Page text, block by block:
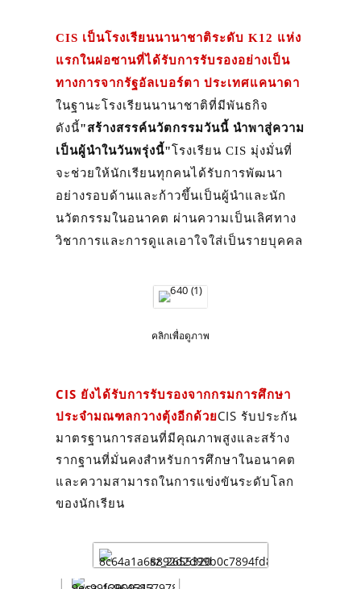
CIS เป็นโรงเรียนนานาชาติระดับ K12 แห่ง
แรกในฝอซานที่ได้รับการรับรองอย่างเป็น
ทางการจากรัฐอัลเบอร์ตา ประเทศแคนาดา
ในฐานะโรงเรียนนานาชาติที่มีพันธกิจ
ดังนี้"สร้างสรรค์นวัตกรรมวันนี้ นำพาสู่ความ
เป็นผู้นำในวันพรุ่งนี้" โรงเรียน CIS มุ่งมั่นที่
จะช่วยให้นักเรียนทุกคนได้รับการพัฒนา
อย่างรอบด้านและก้าวขึ้นเป็นผู้นำและนัก
นวัตกรรมในอนาคต ผ่านความเป็นเลิศทาง
วิชาการและการดูแลเอาใจใส่เป็นรายบุคคล
คลิกเพื่อดูภาพ
CIS ยังได้รับการรับรองจากกรมการศึกษา
ประจำมณฑลกวางตุ้งอีกด้วยCIS รับประกัน
มาตรฐานการสอนที่มีคุณภาพสูงและสร้าง
รากฐานที่มั่นคงสำหรับการศึกษาในอนาคต
และความสามารถในการแข่งขันระดับโลก
ของนักเรียน